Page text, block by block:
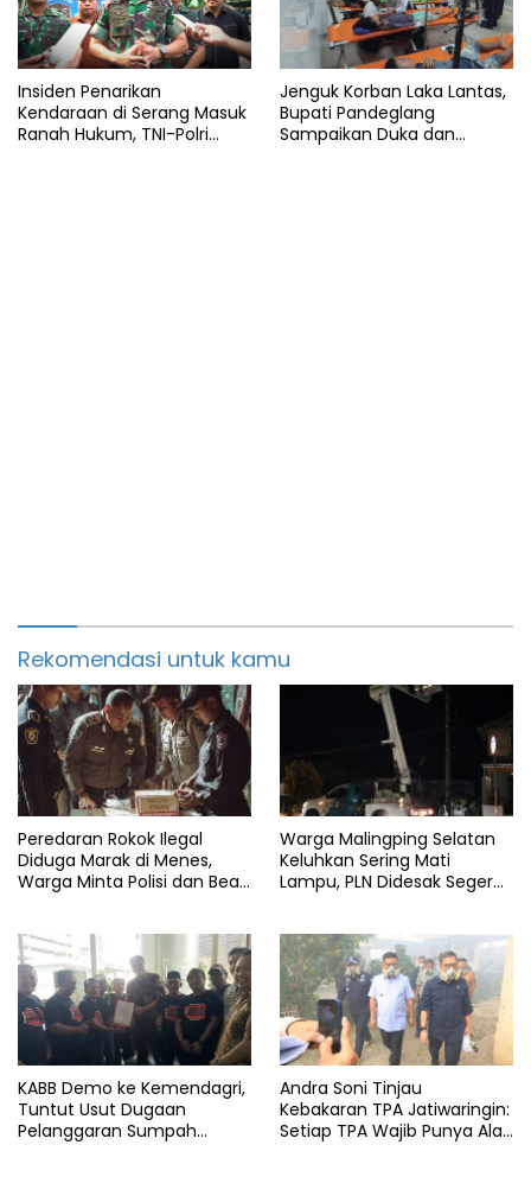
Insiden Penarikan
Kendaraan di Serang Masuk
Ranah Hukum, TNI-Polri
Jenguk Korban Laka Lantas,
Bupati Pandeglang
Sampaikan Duka dan
Rekomendasi untuk kamu
Peredaran Rokok Ilegal
Diduga Marak di Menes,
Warga Minta Polisi dan Bea
Warga Malingping Selatan
Keluhkan Sering Mati
Lampu, PLN Didesak Segera
KABB Demo ke Kemendagri,
Tuntut Usut Dugaan
Pelanggaran Sumpah
Andra Soni Tinjau
Kebakaran TPA Jatiwaringin:
Setiap TPA Wajib Punya Alat